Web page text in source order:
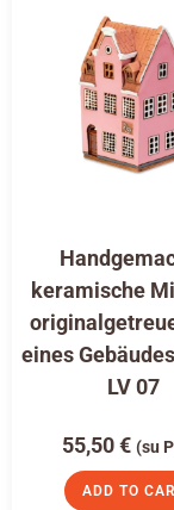
keramische
eines
LV 07
55,50€ (su
ADD TO